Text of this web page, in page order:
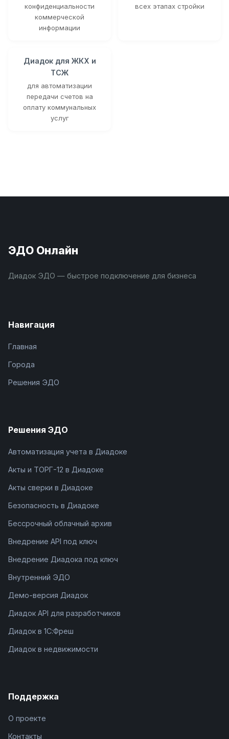
конфиденциальности
коммерческой
информации
всех этапах стройки
Диадок для ЖКХ и
ТСЖ
для автоматизации
передачи счетов на
оплату коммунальных
услуг
ЭДО Онлайн
Диадок ЭДО — быстрое подключение для бизнеса
Навигация
Главная
Города
Решения ЭДО
Решения ЭДО
Автоматизация учета в Диадоке
Акты и ТОРГ-12 в Диадоке
Акты сверки в Диадоке
Безопасность в Диадоке
Бессрочный облачный архив
Внедрение API под ключ
Внедрение Диадока под ключ
Внутренний ЭДО
Демо-версия Диадок
Диадок API для разработчиков
Диадок в 1С:Фреш
Диадок в недвижимости
Поддержка
О проекте
Контакты